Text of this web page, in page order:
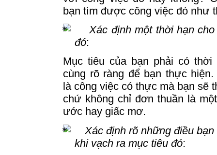
bạn tìm được công việc đó như
Xác định một thời hạn
đó:
Mục tiêu của bạn phải có thời
cùng rõ ràng để bạn thực
là công việc có thực mà bạn sẽ
chứ không chỉ đơn thuần là
ước hay giấc mơ.
Xác định rõ những điều
khi vạch ra mục tiêu đó: